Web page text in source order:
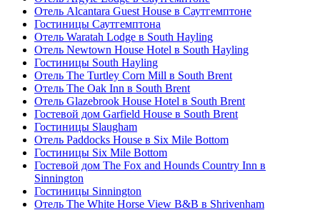
Отель Alcantara Guest House в Саутгемптоне
Гостиницы Саутгемптона
Отель Waratah Lodge в South Hayling
Отель Newtown House Hotel в South Hayling
Гостиницы South Hayling
Отель The Turtley Corn Mill в South Brent
Отель The Oak Inn в South Brent
Отель Glazebrook House Hotel в South Brent
Гостевой дом Garfield House в South Brent
Гостиницы Slaugham
Отель Paddocks House в Six Mile Bottom
Гостиницы Six Mile Bottom
Гостевой дом The Fox and Hounds Country Inn в
Sinnington
Гостиницы Sinnington
Отель The White Horse View B&B в Shrivenham